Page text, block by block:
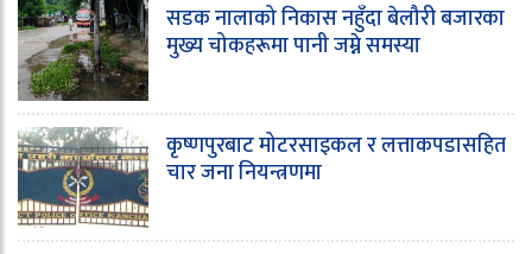
सडक नालाको निकास नहुँदा बेलौरी बजारका
मुख्य चोकहरूमा पानी जम्ने समस्या
कृष्णपुरबाट मोटरसाइकल र लत्ताकपडासहित
चार जना नियन्त्रणमा